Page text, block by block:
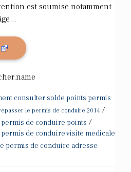
est soumise notamment
consulter solde points permis
le permis de conduire 2014 /
de conduire points /
de conduire visite medicale
permis de conduire adresse